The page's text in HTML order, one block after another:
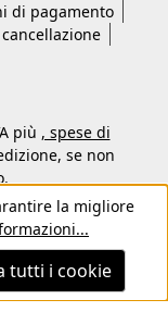
di pagamento
più , spese di
se non
diritti riservati
la migliore
tutti i cookie